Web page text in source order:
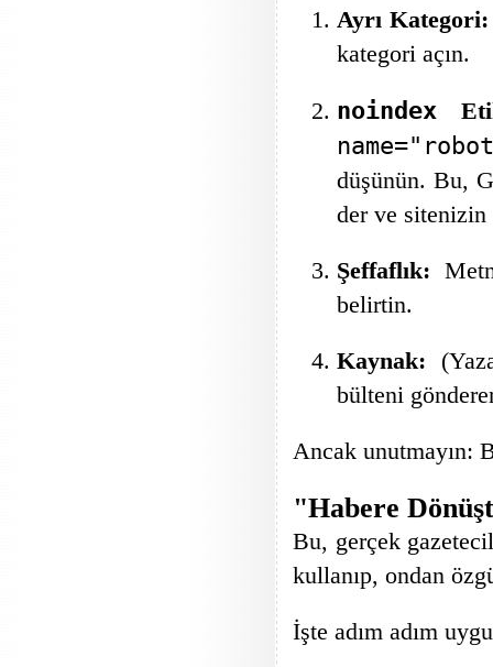
Ayrı Kategori:
kategori açın.
noindex
düşünün. Bu,
der ve sitenizin
Şeffaflık:
belirtin.
Kaynak:
bülteni
Ancak unutmayın:
"Habere
Bu, gerçek
kullanıp, ondan
İşte adım adım